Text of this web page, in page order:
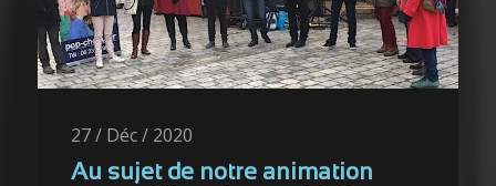
27 / Déc / 2020
Au sujet de notre animation